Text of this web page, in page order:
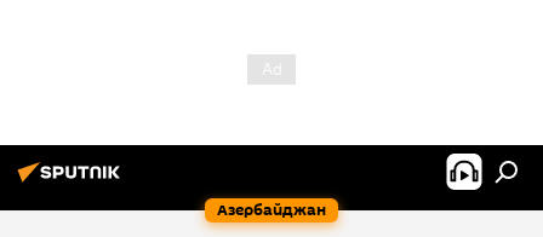
Азербайджан